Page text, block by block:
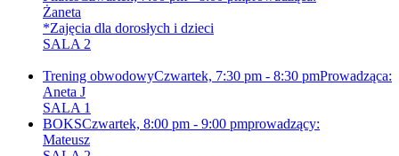
Żaneta
*Zajęcia dla dorosłych i dzieci
SALA 2
Trening obwodowyCzwartek, 7:30 pm - 8:30 pmProwadząca:
Aneta J
SALA 1
BOKSCzwartek, 8:00 pm - 9:00 pmprowadzący:
Mateusz